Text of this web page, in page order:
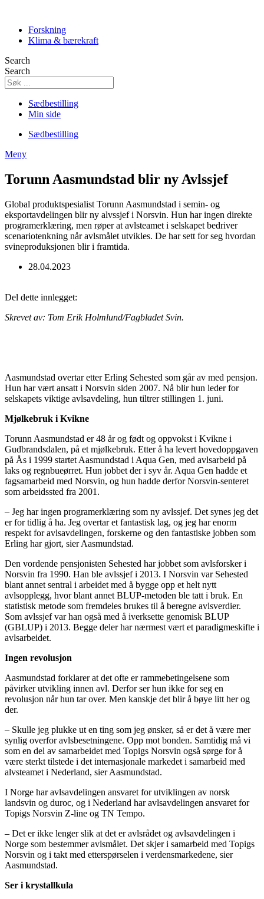
contentForskning
Klima & bærekraft
Search
Search
Sædbestilling
Min side
Sædbestilling
Meny
Torunn Aasmundstad blir ny Avlssjef
Global produktspesialist Torunn Aasmundstad i semin- og
eksportavdelingen blir ny alvssjef i Norsvin. Hun har ingen direkte
programerklæring, men røper at avlsteamet i selskapet bedriver
scenariotenkning når avlsmålet utvikles. De har sett for seg hvordan
svineproduksjonen blir i framtida.
28.04.2023
Del dette innlegget:
Skrevet av: Tom Erik Holmlund/Fagbladet Svin.
Aasmundstad overtar etter Erling Sehested som går av med pensjon.
Hun har vært ansatt i Norsvin siden 2007. Nå blir hun leder for
selskapets viktige avlsavdeling, hun tiltrer stillingen 1. juni.
Mjølkebruk i Kvikne
Torunn Aasmundstad er 48 år og født og oppvokst i Kvikne i
Gudbrandsdalen, på et mjølkebruk. Etter å ha levert hovedoppgaven
på Ås i 1999 startet Aasmundstad i Aqua Gen, med avlsarbeid på
laks og regnbueørret. Hun jobbet der i syv år. Aqua Gen hadde et
fagsamarbeid med Norsvin, og hun hadde derfor Norsvin-senteret
som arbeidssted fra 2001.
– Jeg har ingen programerklæring som ny avlssjef. Det synes jeg det
er for tidlig å ha. Jeg overtar et fantastisk lag, og jeg har enorm
respekt for avlsavdelingen, forskerne og den fantastiske jobben som
Erling har gjort, sier Aasmundstad.
Den vordende pensjonisten Sehested har jobbet som avlsforsker i
Norsvin fra 1990. Han ble avlssjef i 2013. I Norsvin var Sehested
blant annet sentral i arbeidet med å bygge opp et helt nytt
avlsopplegg, hvor blant annet BLUP-metoden ble tatt i bruk. En
statistisk metode som fremdeles brukes til å beregne avlsverdier.
Som avlssjef var han også med å iverksette genomisk BLUP
(GBLUP) i 2013. Begge deler har nærmest vært et paradigmeskifte i
avlsarbeidet.
Ingen revolusjon
Aasmundstad forklarer at det ofte er rammebetingelsene som
påvirker utvikling innen avl. Derfor ser hun ikke for seg en
revolusjon når hun tar over. Men kanskje det blir å bøye litt her og
der.
– Skulle jeg plukke ut en ting som jeg ønsker, så er det å være mer
synlig overfor avlsbesetningene. Opp mot bonden. Samtidig må vi
som en del av samarbeidet med Topigs Norsvin også sørge for å
være sterkt tilstede i det internasjonale markedet i samarbeid med
alvsteamet i Nederland, sier Aasmundstad.
I Norge har avlsavdelingen ansvaret for utviklingen av norsk
landsvin og duroc, og i Nederland har avlsavdelingen ansvaret for
Topigs Norsvin Z-line og TN Tempo.
– Det er ikke lenger slik at det er avlsrådet og avlsavdelingen i
Norge som bestemmer avlsmålet. Det skjer i samarbeid med Topigs
Norsvin og i takt med etterspørselen i verdensmarkedene, sier
Aasmundstad.
Ser i krystallkula